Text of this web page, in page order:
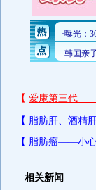
相关新闻